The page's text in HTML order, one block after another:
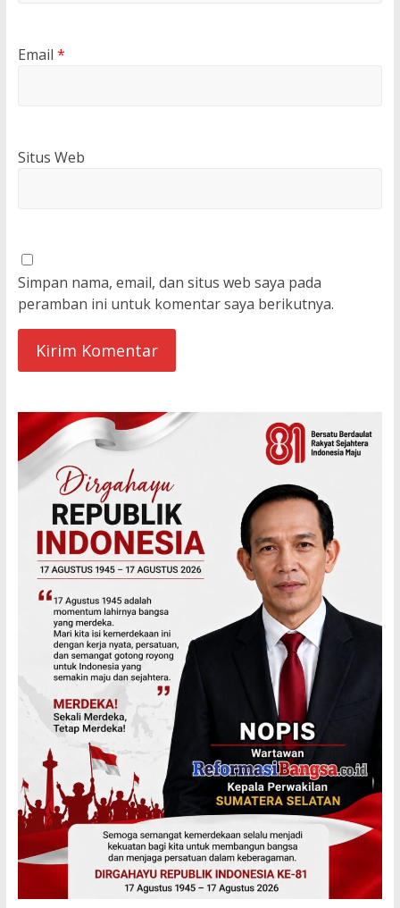
Email *
Situs Web
Simpan nama, email, dan situs web saya pada
peramban ini untuk komentar saya berikutnya.